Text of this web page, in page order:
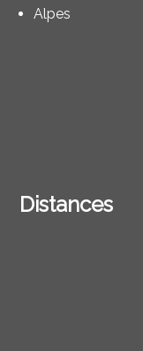
Alpes
Distances